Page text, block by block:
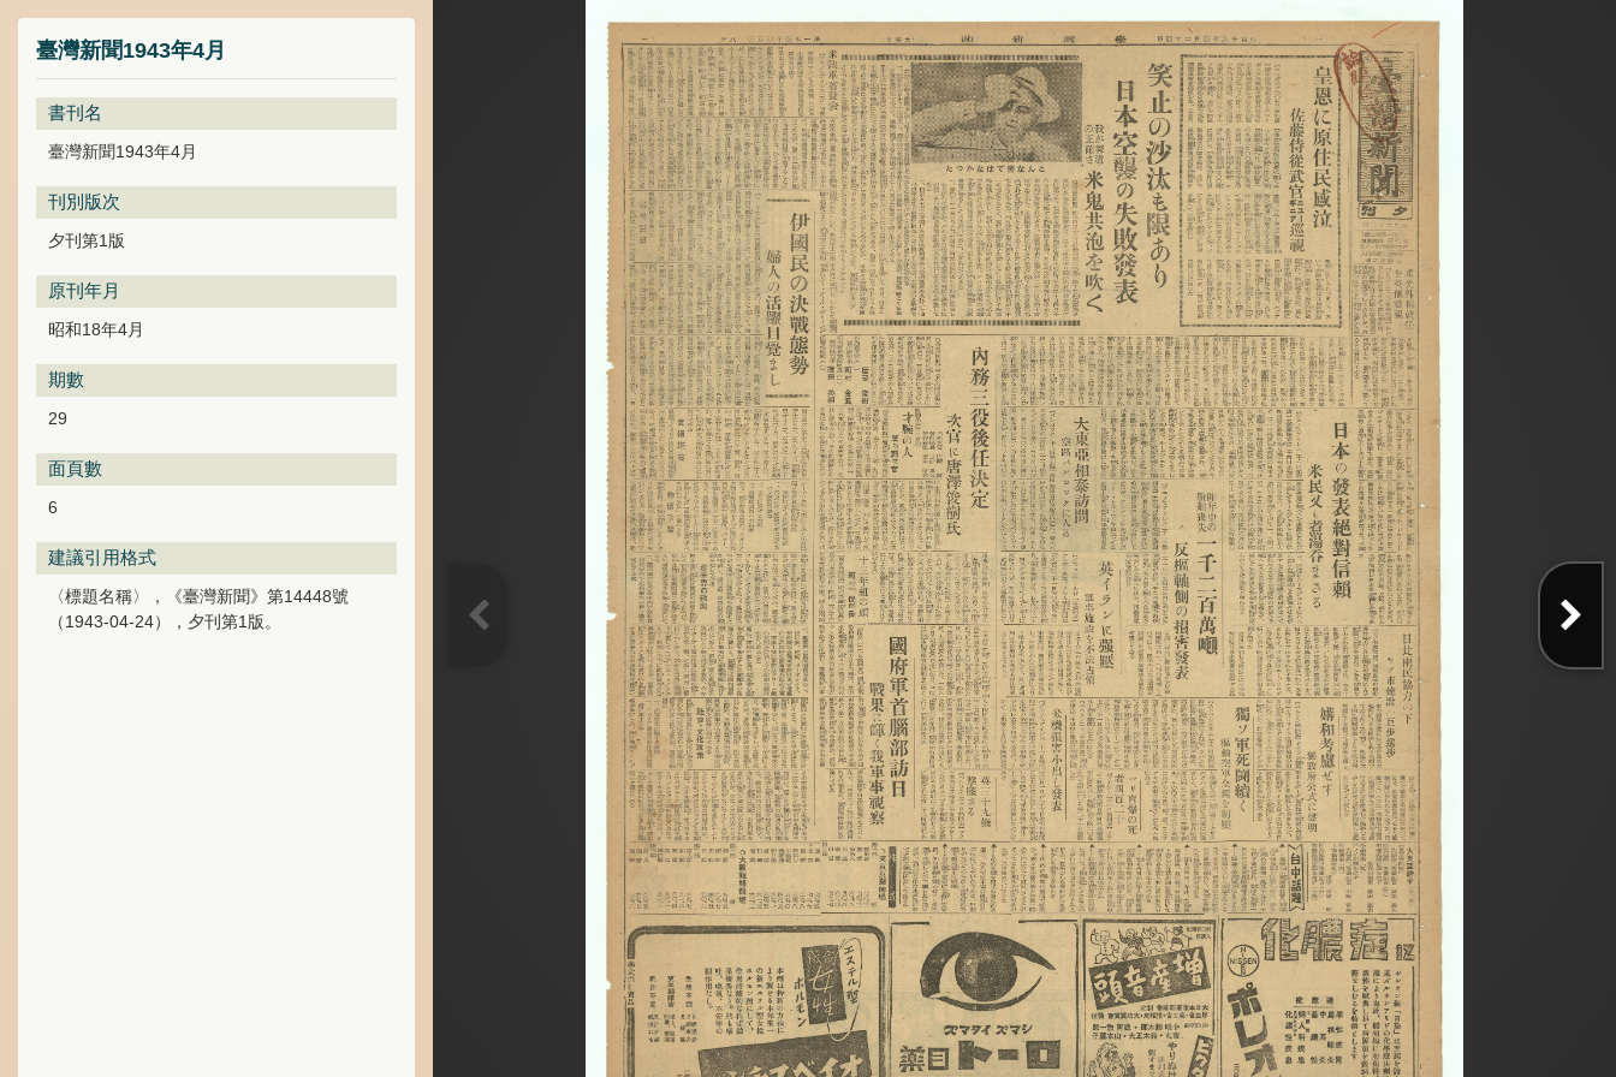
臺灣新聞1943年4月
書刊名
臺灣新聞1943年4月
刊別版次
夕刊第1版
原刊年月
昭和18年4月
期數
29
面頁數
6
建議引用格式
〈標題名稱〉，《臺灣新聞》第14448號
（1943-04-24），夕刊第1版。